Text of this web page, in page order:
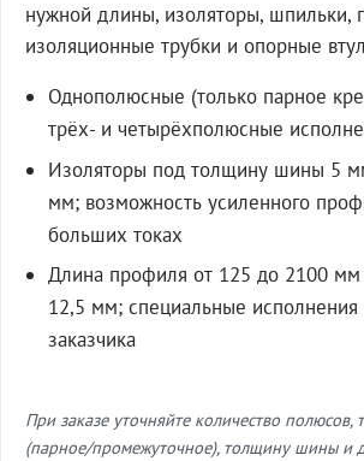
нужной длины, изоляторы, шпильки,
изоляционные трубки и опорные
Однополюсные (только парное
трёх- и четырёхполюсные
Изоляторы под толщину шины 5
мм; возможность усиленного
больших токах
Длина профиля от 125 до 2100
12,5 мм; специальные исполнения
заказчика
При заказе уточняйте количество полюсов,
(парное/промежуточное), толщину шины и